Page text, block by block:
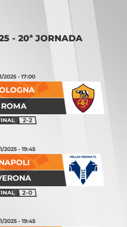
ROMA
2025 - 17:00
2-2
2025 - 19:45
2-0
2025 - 19:45
- 20ª JORNADA